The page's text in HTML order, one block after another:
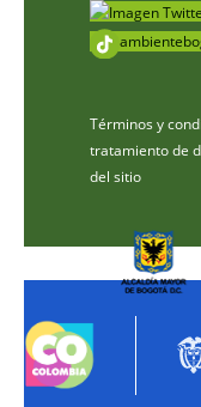
Términos y
tratamiento de
del sitio